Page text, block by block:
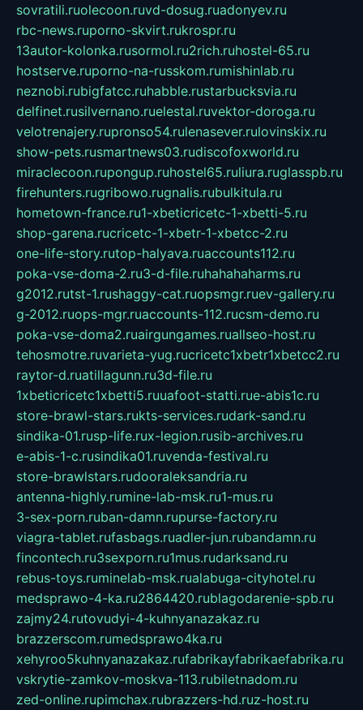
sovratili.ruolecoon.ruvd-dosug.ruadonyev.ru
rbc-news.ruporno-skvirt.rukrospr.ru
13autor-kolonka.rusormol.ru2rich.ruhostel-65.ru
hostserve.ruporno-na-russkom.rumishinlab.ru
neznobi.rubigfatcc.ruhabble.rustarbucksvia.ru
delfinet.rusilvernano.ruelestal.ruvektor-doroga.ru
velotrenajery.rupronso54.rulenasever.rulovinskix.ru
show-pets.rusmartnews03.rudiscofoxworld.ru
miraclecoon.rupongup.ruhostel65.ruliura.ruglasspb.ru
firehunters.rugribowo.rugnalis.rubulkitula.ru
hometown-france.ru1-xbeticricetc-1-xbetti-5.ru
shop-garena.rucricetc-1-xbetr-1-xbetcc-2.ru
one-life-story.rutop-halyava.ruaccounts112.ru
poka-vse-doma-2.ru3-d-file.ruhahahaharms.ru
g2012.rutst-1.rushaggy-cat.ruopsmgr.ruev-gallery.ru
g-2012.ruops-mgr.ruaccounts-112.rucsm-demo.ru
poka-vse-doma2.ruairgungames.ruallseo-host.ru
tehosmotre.ruvarieta-yug.rucricetc1xbetr1xbetcc2.ru
raytor-d.ruatillagunn.ru3d-file.ru
1xbeticricetc1xbetti5.ruuafoot-statti.rue-abis1c.ru
store-brawl-stars.rukts-services.rudark-sand.ru
sindika-01.rusp-life.rux-legion.rusib-archives.ru
e-abis-1-c.rusindika01.ruvenda-festival.ru
store-brawlstars.rudooraleksandria.ru
antenna-highly.rumine-lab-msk.ru1-mus.ru
3-sex-porn.ruban-damn.rupurse-factory.ru
viagra-tablet.rufasbags.ruadler-jun.rubandamn.ru
fincontech.ru3sexporn.ru1mus.rudarksand.ru
rebus-toys.ruminelab-msk.rualabuga-cityhotel.ru
medsprawo-4-ka.ru2864420.rublagodarenie-spb.ru
zajmy24.rutovudyi-4-kuhnyanazakaz.ru
brazzerscom.rumedsprawo4ka.ru
xehyroo5kuhnyanazakaz.rufabrikayfabrikaefabrika.ru
vskrytie-zamkov-moskva-113.rubiletnadom.ru
zed-online.rupimchax.rubrazzers-hd.ruz-host.ru